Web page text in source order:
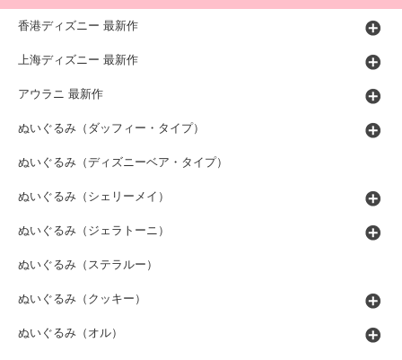
香港ディズニー 最新作
上海ディズニー 最新作
アウラニ 最新作
ぬいぐるみ（ダッフィー・タイプ）
ぬいぐるみ（ディズニーベア・タイプ）
ぬいぐるみ（シェリーメイ）
ぬいぐるみ（ジェラトーニ）
ぬいぐるみ（ステラルー）
ぬいぐるみ（クッキー）
ぬいぐるみ（オル）